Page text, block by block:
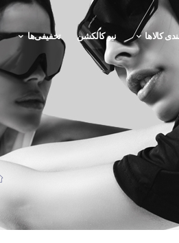
کالاها نیو کالکشن تخفیفی‌ها